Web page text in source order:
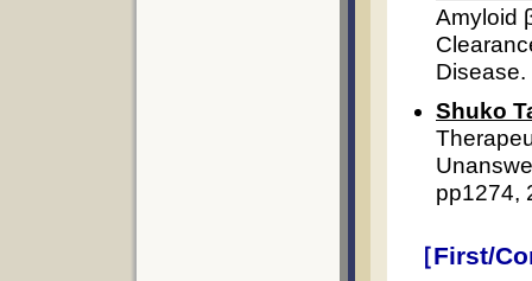
Amyloid
Disease.
Shuko
pp1274,
［First/